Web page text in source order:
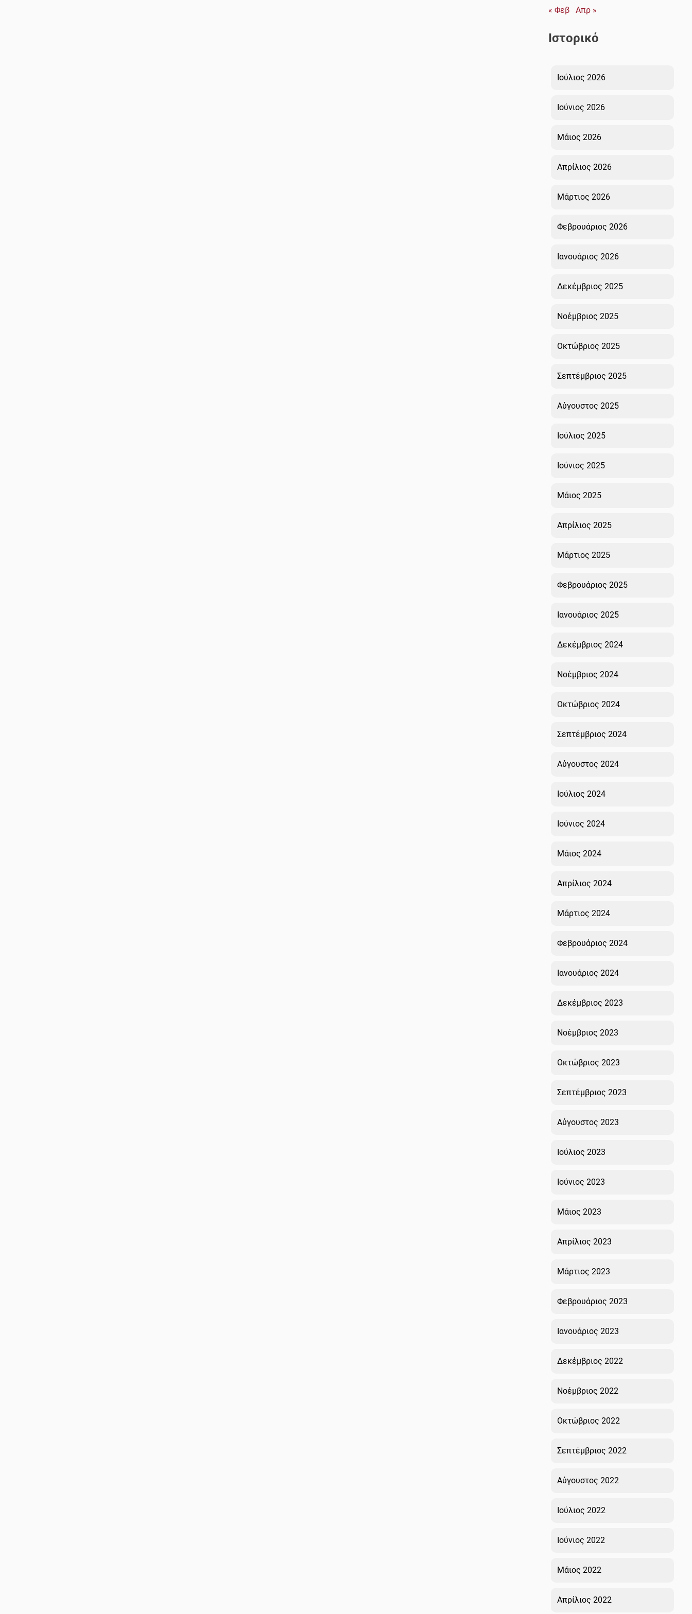
« Φεβ
Απρ »
Ιστορικό
Ιούλιος 2026
Ιούνιος 2026
Μάιος 2026
Απρίλιος 2026
Μάρτιος 2026
Φεβρουάριος 2026
Ιανουάριος 2026
Δεκέμβριος 2025
Νοέμβριος 2025
Οκτώβριος 2025
Σεπτέμβριος 2025
Αύγουστος 2025
Ιούλιος 2025
Ιούνιος 2025
Μάιος 2025
Απρίλιος 2025
Μάρτιος 2025
Φεβρουάριος 2025
Ιανουάριος 2025
Δεκέμβριος 2024
Νοέμβριος 2024
Οκτώβριος 2024
Σεπτέμβριος 2024
Αύγουστος 2024
Ιούλιος 2024
Ιούνιος 2024
Μάιος 2024
Απρίλιος 2024
Μάρτιος 2024
Φεβρουάριος 2024
Ιανουάριος 2024
Δεκέμβριος 2023
Νοέμβριος 2023
Οκτώβριος 2023
Σεπτέμβριος 2023
Αύγουστος 2023
Ιούλιος 2023
Ιούνιος 2023
Μάιος 2023
Απρίλιος 2023
Μάρτιος 2023
Φεβρουάριος 2023
Ιανουάριος 2023
Δεκέμβριος 2022
Νοέμβριος 2022
Οκτώβριος 2022
Σεπτέμβριος 2022
Αύγουστος 2022
Ιούλιος 2022
Ιούνιος 2022
Μάιος 2022
Απρίλιος 2022